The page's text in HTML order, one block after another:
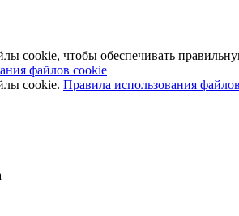
cookie, чтобы обеспечивать
файлов cookie
cookie. Правила использования